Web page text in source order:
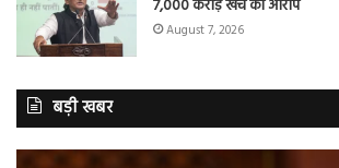
7,000 करोड़ खर्च का आरोप
August 7, 2026
बड़ी खबर